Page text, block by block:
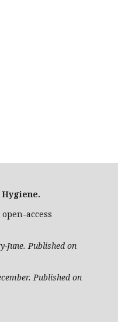
access
June. Published on
Published on